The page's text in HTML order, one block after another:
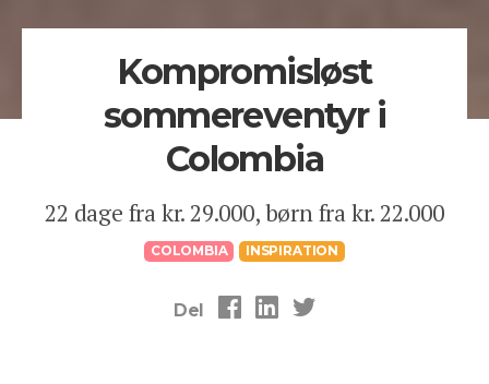
Kompromisløst
sommereventyr i
Colombia
22 dage fra kr. 29.000, børn fra kr. 22.000
COLOMBIA INSPIRATION
Del